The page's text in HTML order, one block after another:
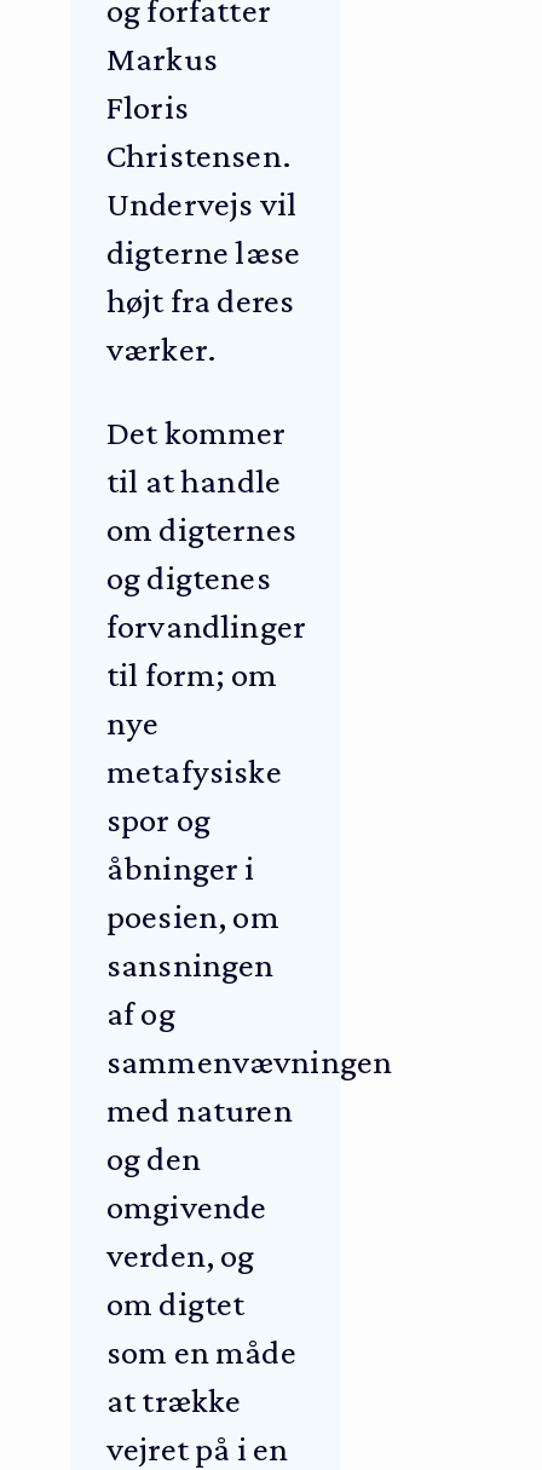
og forfatter
Markus
Floris
Christensen.
Undervejs vil
digterne læse
højt fra deres
værker.
Det kommer
til at handle
om digternes
og digtenes
forvandlinger
til form; om
nye
metafysiske
spor og
åbninger i
poesien, om
sansningen
af og
sammenvævningen
med naturen
og den
omgivende
verden, og
om digtet
som en måde
at trække
vejret på i en